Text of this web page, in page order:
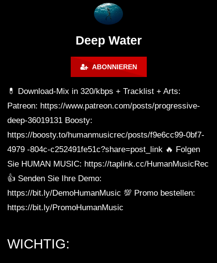
James Grant (5 Hour Extended
Deep Water
ABONNIEREN
💊 Download-Mix in 320/kbps + Tracklist + Arts:
Patreon: https://www.patreon.com/posts/progressive-
deep-36019131 Boosty:
https://boosty.to/humanmusicrec/posts/f9e6cc99-0bf7-
4979 -804c-c252491fe51c?share=post_link 🔥 Folgen
Sie HUMAN MUSIC: https://taplink.cc/HumanMusicRec
👍 Senden Sie Ihre Demo:
https://bit.ly/DemoHumanMusic 💯 Promo bestellen:
https://bit.ly/PromoHumanMusic
WICHTIG: